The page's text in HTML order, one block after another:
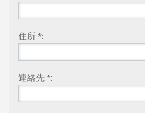
住所 *:
連絡先 *: